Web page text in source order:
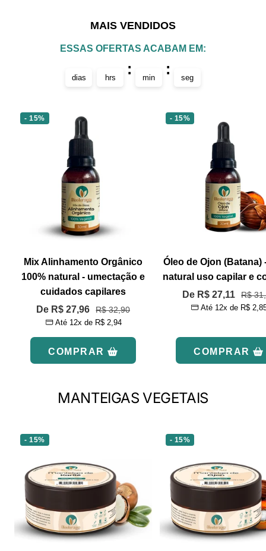
MAIS VENDIDOS
ESSAS OFERTAS ACABAM EM:
dias hrs
:
min
:
seg
- 15%
Mix Alinhamento Orgânico
100% natural - umectação e
cuidados capilares
Preço
promocional
De R$ 27,96
Preço
normal
R$ 32,90
Até 12x de R$ 2,94
COMPRAR
- 15%
Óleo de Ojon (Batana)
natural uso capilar e
Preço
promocional
De R$ 27,11
Preço
normal
R$
Até 12x de R$
COMPRAR
MANTEIGAS VEGETAIS
- 15% - 15%